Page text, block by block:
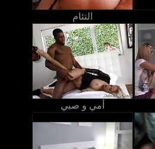
التئام
أمي و صبي